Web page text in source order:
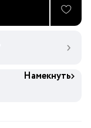
Намекнуть